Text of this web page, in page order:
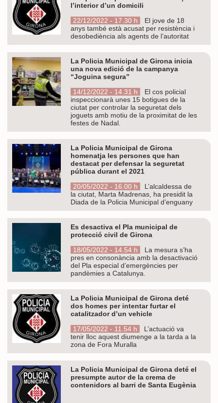
l’interior d’un domicili
22/12/2022 - 17.30 h
El jove de 18
anys també està acusat per resistència i
desobediència als agents de l’autoritat
La Policia Municipal de Girona inicia
una nova edició de la campanya
“Joguina segura”
14/12/2022 - 14.31 h
El cos policial
inspeccionarà unes 15 botigues de la
ciutat per controlar la seguretat dels
joguets amb motiu de la proximitat de les
festes de Nadal.
La Policia Municipal de Girona
homenatja les persones que han
destacat per defensar la seguretat
pública durant el 2021
20/05/2022 - 16.00 h
L’alcaldessa de
la ciutat, Marta Madrenas, ha presidit la
Diada de la Policia Municipal d’enguany
Es desactiva el Pla municipal de
protecció civil de Girona
18/05/2022 - 14.54 h
La mesura s’ha
pres en consonància amb la desactivació
del Pla especial d’emergències per
pandèmies a Catalunya.
La Policia Municipal de Girona deté
dos homes per intentar furtar el
catalitzador d’un vehicle
17/05/2022 - 11.54 h
L’actuació va
tenir lloc aquest diumenge a la tarda a la
zona de Fora Muralla
La Policia Municipal de Girona deté el
presumpte autor de la crema de
contenidors al barri de Santa Eugènia